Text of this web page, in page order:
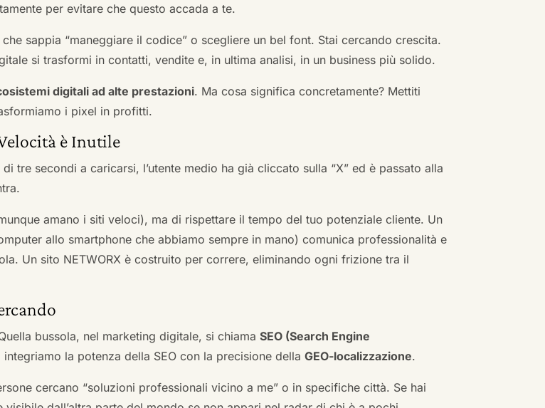
per evitare che questo accada a te.
sappia “maneggiare il codice” o scegliere un bel font. Stai cercando crescita.
si trasformi in contatti, vendite e, in ultima analisi, in un business più solido.
digitali ad alte prestazioni. Ma cosa significa concretamente? Mettiti
i pixel in profitti.
è Inutile
tre secondi a caricarsi, l’utente medio ha già cliccato sulla “X” ed è passato alla
amano i siti veloci), ma di rispettare il tempo del tuo potenziale cliente. Un
allo smartphone che abbiamo sempre in mano) comunica professionalità e
Un sito NETWORX è costruito per correre, eliminando ogni frizione tra il
bussola, nel marketing digitale, si chiamaSEO (Search Engine
la potenza della SEO con la precisione dellaGEO-localizzazione.
cercano “soluzioni professionali vicino a me” o in specifiche città. Se hai